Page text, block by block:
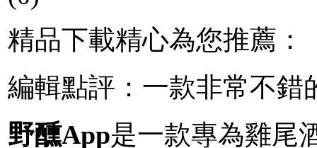
精品下載精心為您推薦：
編輯點評：一款非常不錯
野醺App是一款專為雞尾